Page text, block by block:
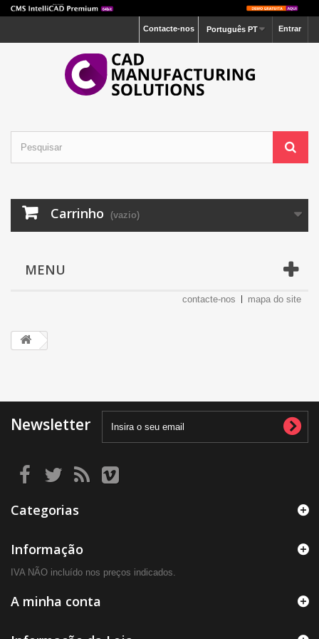
Entrar
Português PT
Contacte-nos
Carrinho (vazio)
MENU
contacte-nos mapa do site
Newsletter
Categorias
Informação
IVA NÃO incluído nos preços indicados.
A minha conta